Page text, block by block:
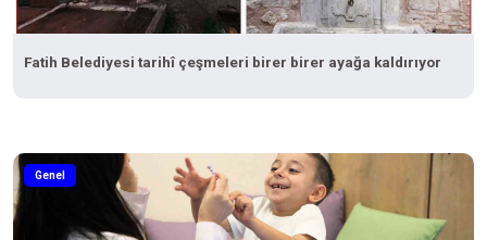
Fatih Belediyesi tarihî çeşmeleri birer birer ayağa kaldırıyor
Genel